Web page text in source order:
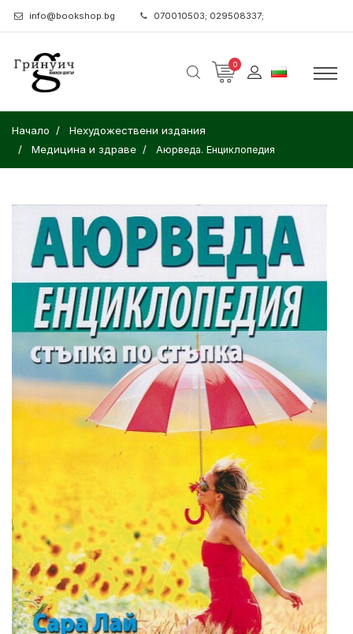
info@bookshop.bg 070010503; 029508337;
0
Начало
Нехудожествени издания
Медицина и здраве
Аюрведа. Енциклопедия